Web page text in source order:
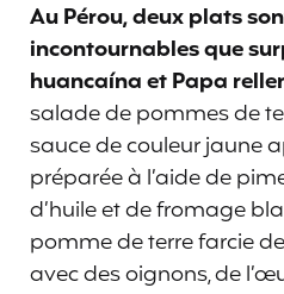
Au Pérou, deux plats
incontournables que
huancaína et Papa
salade de pommes de
sauce de couleur jaune
préparée à l’aide de
d’huile et de fromage
pomme de terre farcie
avec des oignons, de